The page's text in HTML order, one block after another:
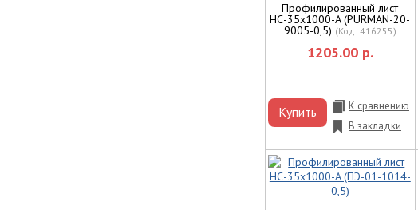
Профилированный лист
НС-35x1000-A (PURMAN-20-
9005-0,5) (Код: 416255)
1205.00 р.
Купить
К сравнению
В закладки